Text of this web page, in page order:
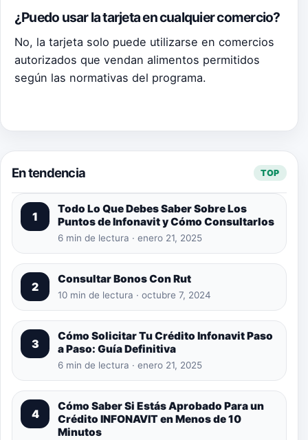
¿Puedo usar la tarjeta en cualquier comercio?
No, la tarjeta solo puede utilizarse en comercios
autorizados que vendan alimentos permitidos
según las normativas del programa.
En tendencia TOP
1
Todo Lo Que Debes Saber Sobre Los
Puntos de Infonavit y Cómo Consultarlos
6 min de lectura · enero 21, 2025
2
Consultar Bonos Con Rut
10 min de lectura · octubre 7, 2024
3
Cómo Solicitar Tu Crédito Infonavit Paso
a Paso: Guía Definitiva
6 min de lectura · enero 21, 2025
4
Cómo Saber Si Estás Aprobado Para un
Crédito INFONAVIT en Menos de 10
Minutos